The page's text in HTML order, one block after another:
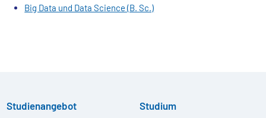
Big Data und Data Science (B. Sc.)
Studienangebot Studium